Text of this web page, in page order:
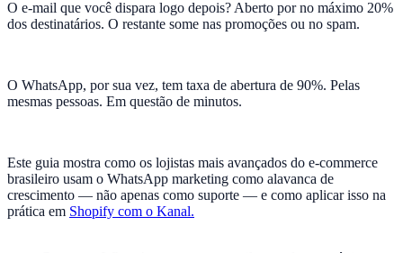
O e-mail que você dispara logo depois? Aberto por no máximo 20%
dos destinatários. O restante some nas promoções ou no spam.
O WhatsApp, por sua vez, tem taxa de abertura de 90%. Pelas
mesmas pessoas. Em questão de minutos.
Este guia mostra como os lojistas mais avançados do e-commerce
brasileiro usam o WhatsApp marketing como alavanca de
crescimento — não apenas como suporte — e como aplicar isso na
prática em Shopify com o Kanal.